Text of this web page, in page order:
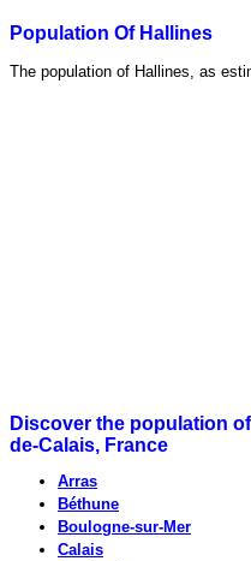
Population Of Hallines
The population of Hallines, as
Discover the population
de-Calais, France
Arras
Béthune
Boulogne-sur-Mer
Calais